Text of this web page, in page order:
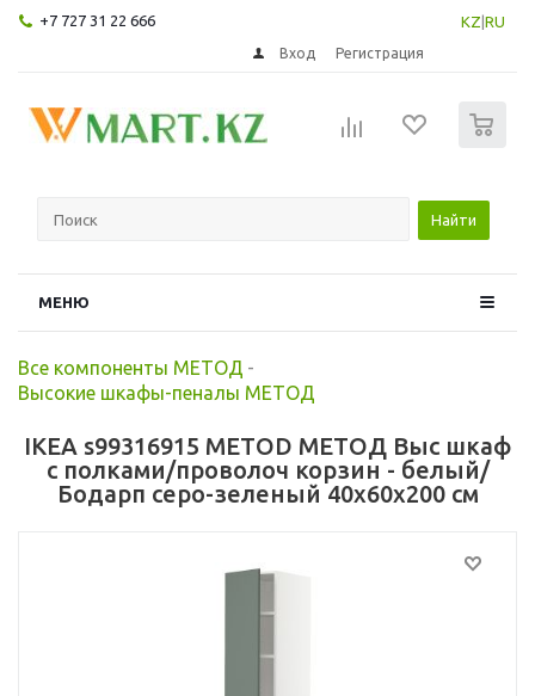
+7 727 31 22 666 KZ RU
Вход Регистрация
Найти
МЕНЮ
Все компоненты МЕТОД -
Высокие шкафы-пеналы МЕТОД
IKEA s99316915 METOD МЕТОД Выс шкаф
с полками/проволоч корзин - белый/
Бодарп серо-зеленый 40x60x200 см